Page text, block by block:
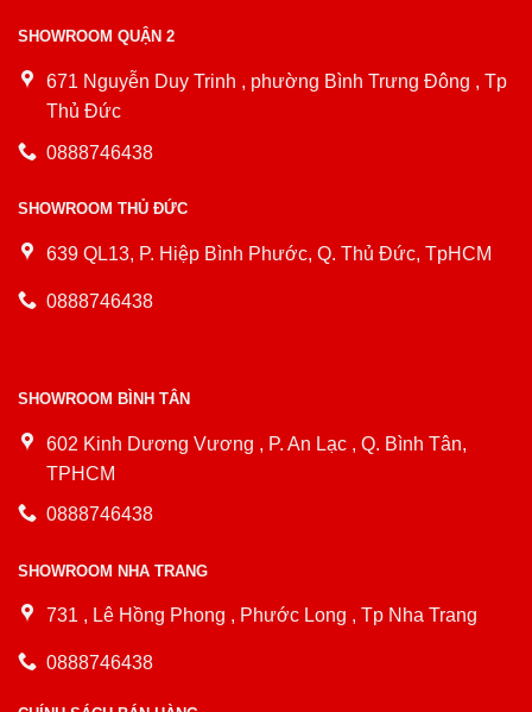
SHOWROOM QUẬN 2
671 Nguyễn Duy Trinh , phường Bình Trưng Đông , Tp
Thủ Đức
0888746438
SHOWROOM THỦ ĐỨC
639 QL13, P. Hiệp Bình Phước, Q. Thủ Đức, TpHCM
0888746438
SHOWROOM BÌNH TÂN
602 Kinh Dương Vương , P. An Lạc , Q. Bình Tân,
TPHCM
0888746438
SHOWROOM NHA TRANG
731 , Lê Hồng Phong , Phước Long , Tp Nha Trang
0888746438